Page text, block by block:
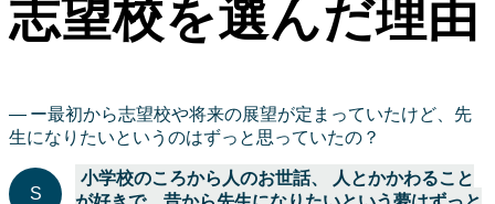
志望校を選んだ理由
ー最初から志望校や将来の展望が定まっていたけど、先
生になりたいというのはずっと思っていたの？
小学校のころから人のお世話、 人とかかわること